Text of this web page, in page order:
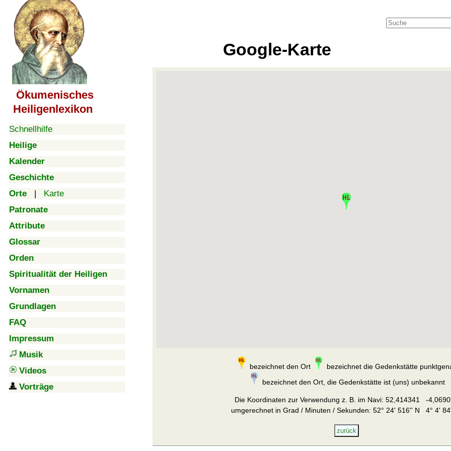
Ökumenisches
Heiligenlexikon
Schnellhilfe
Heilige
Kalender
Geschichte
Orte | Karte
Patronate
Attribute
Glossar
Orden
Spiritualität der Heiligen
Vornamen
Grundlagen
FAQ
Impressum
Musik
Videos
Vorträge
Google-Karte
bezeichnet den Ort
bezeichnet die Gedenkstätte
bezeichnet den Ort, die Gedenkstätte ist (uns) unbekannt
Die Koordinaten zur Verwendung z. B. im Navi: 52,414341 -
umgerechnet in Grad / Minuten / Sekunden: 52° 24' 516'' N 4° 4'